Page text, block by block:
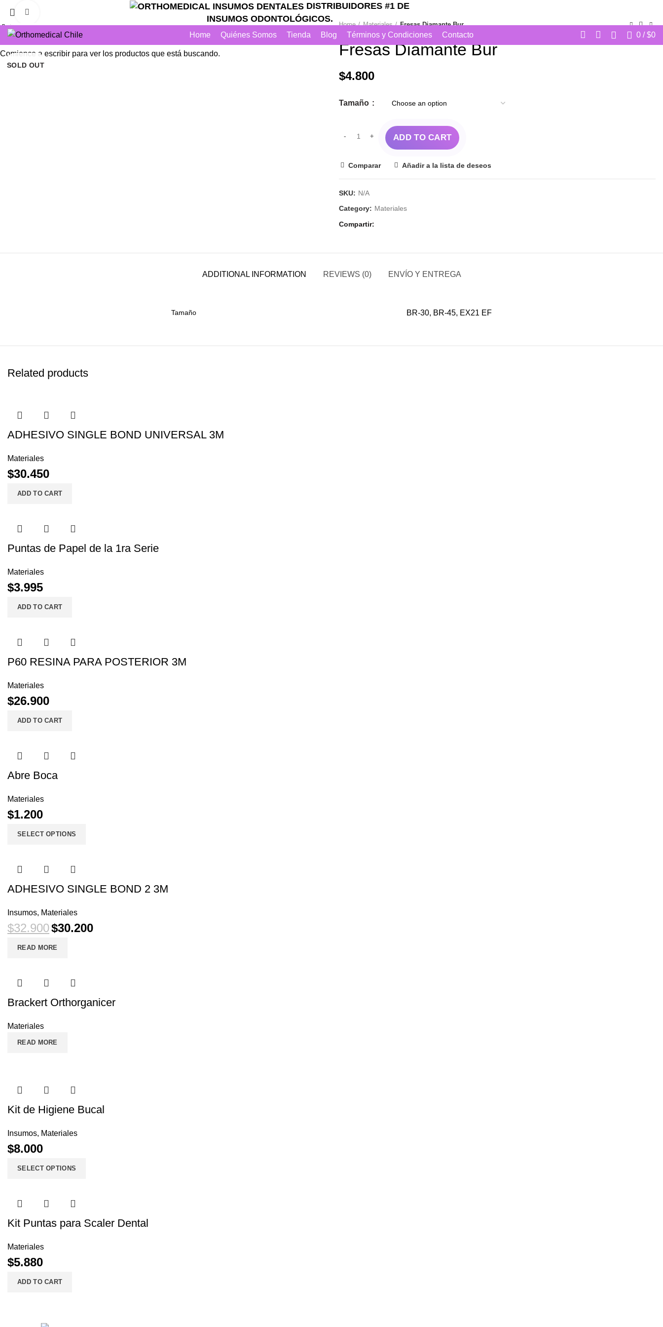
DISTRIBUIDORES #1 DE
INSUMOS ODONTOLÓGICOS.
Home Quiénes Somos Tienda Blog Términos y Condiciones Contacto 0 / $0
Home
Materiales Fresas Diamante Bur
Fresas Diamante Bur
$4.800
Tamaño
ADD TO CART
Comparar Añadir a la lista de deseos
SKU: N/A
Category: Materiales
Compartir
ADDITIONAL INFORMATION REVIEWS (0) ENVÍO Y ENTREGA
Tamaño BR-30, BR-45, EX21 EF
Related products
Cerrar
ADHESIVO SINGLE BOND UNIVERSAL 3M
Materiales
$30.450
ADD TO CART
Cerrar
Puntas de Papel de la 1ra Serie
Materiales
$3.995
ADD TO CART
Cerrar
P60 RESINA PARA POSTERIOR 3M
Materiales
$26.900
ADD TO CART
Cerrar
Abre Boca
Materiales
$1.200
SELECT OPTIONS
PROMO
SOLD OUT
Cerrar
ADHESIVO SINGLE BOND 2 3M
Insumos, Materiales
$32.900$30.200
READ MORE
SOLD OUT
Cerrar
Brackert Orthorganicer
Materiales
READ MORE
SOLD OUT
Cerrar
Kit de Higiene Bucal
Insumos, Materiales
$8.000
SELECT OPTIONS
Cerrar
Kit Puntas para Scaler Dental
Materiales
$5.880
ADD TO CART
Comience a escribir para ver los productos que está buscando.